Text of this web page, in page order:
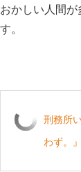
おかしい人間が
す。
刑務所
わず。